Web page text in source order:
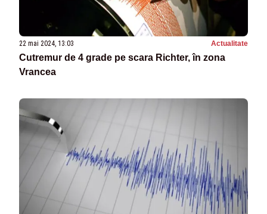
22 mai 2024, 13:03 Actualitate
Cutremur de 4 grade pe scara Richter, în zona
Vrancea